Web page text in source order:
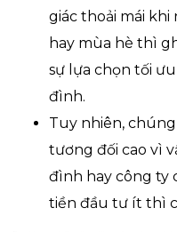
giác thoải mái khi
hay mùa hè thì
sự lựa chọn tối
đình.
Tuy nhiên,
tương đối cao vì
đình hay công ty
tiền đầu tư ít thì